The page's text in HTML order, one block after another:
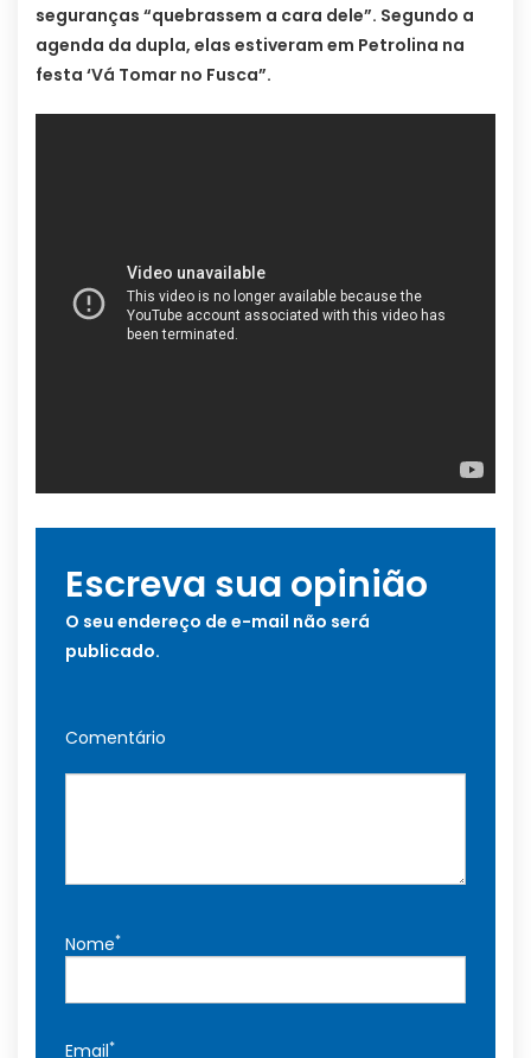
seguranças “quebrassem a cara dele”. Segundo a
agenda da dupla, elas estiveram em Petrolina na
festa ‘Vá Tomar no Fusca”.
Escreva sua opinião
O seu endereço de e-mail não será
publicado.
Comentário
Nome*
Email*